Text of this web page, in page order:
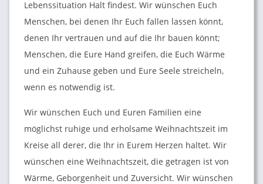
Lebenssituation Halt findest. Wir wünschen Euch
Menschen, bei denen Ihr Euch fallen lassen könnt,
denen Ihr vertrauen und auf die Ihr bauen könnt;
Menschen, die Eure Hand greifen, die Euch Wärme
und ein Zuhause geben und Eure Seele streicheln,
wenn es notwendig ist.
Wir wünschen Euch und Euren Familien eine
möglichst ruhige und erholsame Weihnachtszeit im
Kreise all derer, die Ihr in Eurem Herzen haltet. Wir
wünschen eine Weihnachtszeit, die getragen ist von
Wärme, Geborgenheit und Zuversicht. Wir wünschen